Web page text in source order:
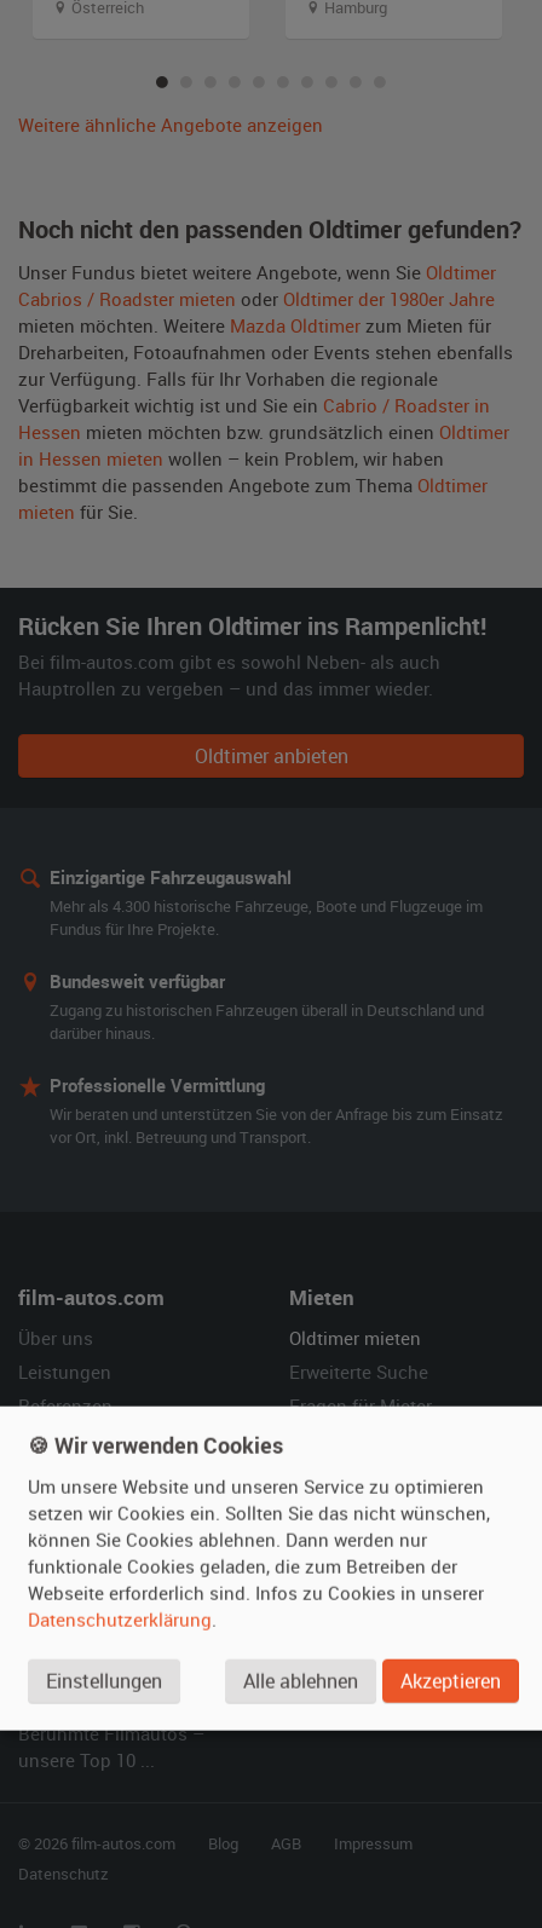
Österreich
Hamburg
Weitere ähnliche Angebote anzeigen
Noch nicht den passenden Oldtimer gefunden?
Unser Fundus bietet weitere Angebote, wenn Sie Oldtimer
Cabrios / Roadster mieten oder Oldtimer der 1980er Jahre
mieten möchten. Weitere Mazda Oldtimer zum Mieten für
Dreharbeiten, Fotoaufnahmen oder Events stehen ebenfalls
zur Verfügung. Falls für Ihr Vorhaben die regionale
Verfügbarkeit wichtig ist und Sie ein Cabrio / Roadster in
Hessen mieten möchten bzw. grundsätzlich einen Oldtimer
in Hessen mieten wollen – kein Problem, wir haben
bestimmt die passenden Angebote zum Thema Oldtimer
mieten für Sie.
Rücken Sie Ihren Oldtimer ins Rampenlicht!
Bei film-autos.com gibt es sowohl Neben- als auch
Hauptrollen zu vergeben – und das immer wieder.
Oldtimer anbieten
Einzigartige Fahrzeugauswahl
Mehr als 4.300 historische Fahrzeuge, Boote und Flugzeuge im
Fundus für Ihre Projekte.
Bundesweit verfügbar
Zugang zu historischen Fahrzeugen überall in Deutschland und
darüber hinaus.
Professionelle Vermittlung
Wir beraten und unterstützen Sie von der Anfrage bis zum Einsatz
vor Ort, inkl. Betreuung und Transport.
film-autos.com
Über uns
Leistungen
Referenzen
Kundenmeinungen
Mieten
Oldtimer mieten
Erweiterte Suche
Fragen für Mieter
Vermieten
Oldtimer anmelden
Fotos senden
Fragen für Vermieter
Hilfe
Häufige Fragen (FAQ)
So funktioniert's
SPECIAL
Berühmte Filmautos –
unsere Top 10 ...
© 2026 film-autos.com Blog AGB
Impressum
Datenschutz
🍪 Wir verwenden Cookies
Um unsere Website und unseren Service zu optimieren
setzen wir Cookies ein. Sollten Sie das nicht wünschen,
können Sie Cookies ablehnen. Dann werden nur
funktionale Cookies geladen, die zum Betreiben der
Webseite erforderlich sind. Infos zu Cookies in unserer
Datenschutzerklärung.
Einstellungen Alle ablehnen Akzeptieren